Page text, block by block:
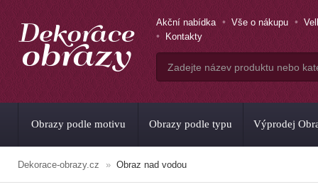
Akční nabídka Vše o nákupu
Kontakty
Obrazy podle motivu Obrazy podle typu Výprodej
Dekorace-obrazy.cz Obraz nad vodou